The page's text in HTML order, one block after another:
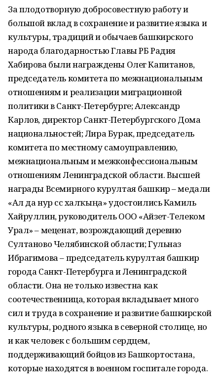
За плодотворную добросовестную работу и
большой вклад в сохранение и развитие языка и
культуры, традиций и обычаев башкирского
народа благодарностью Главы РБ Радия
Хабирова были награждены Олег Капитанов,
председатель комитета по межнациональным
отношениям и реализации миграционной
политики в Санкт-Петербурге; ​Александр
Карлов, директор Санкт-Петербургского Дома
национальностей; Лира Бурак, председатель
комитета по местному самоуправлению,
межнациональным и межконфессиональным
отношениям Ленинградской области. Высшей
награды Всемирного курултая башкир – медали
«Ал да нур сәс халҡыңа» удостоились Камиль
Хайруллин, руководитель ООО «Айзет-Телеком
Урал» – меценат, возрождающий деревню
Султаново Челябинской области; Гульназ
Ибрагимова – председатель курултая башкир
города Санкт-Петербурга и Ленинградской
области. Она не только известна как
соотечественница, которая вкладывает много
сил и труда в сохранение и развитие башкирской
культуры, родного языка в северной столице, но
и как человек с большим сердцем,
поддерживающий бойцов из Башкортостана,
которые находятся в военном госпитале города.